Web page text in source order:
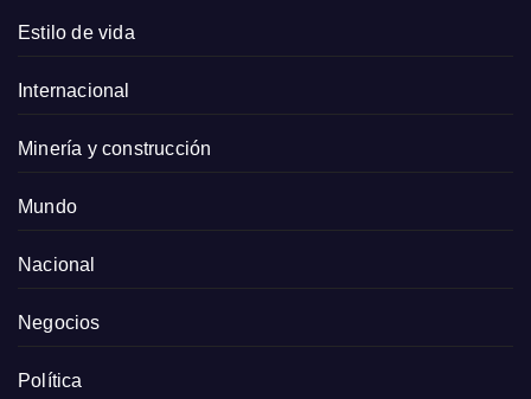
Estilo de vida
Internacional
Minería y construcción
Mundo
Nacional
Negocios
Política